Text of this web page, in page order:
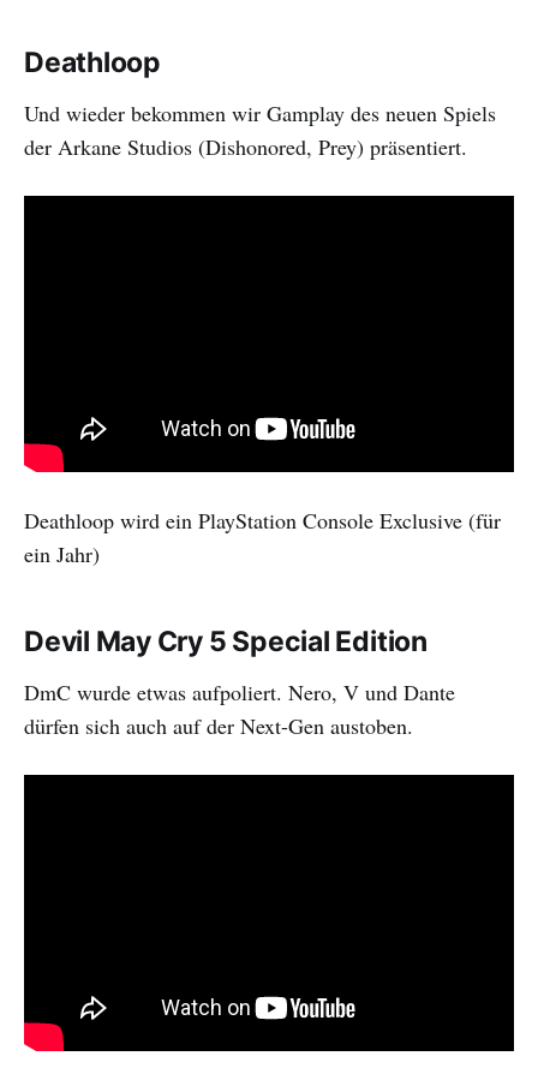
Deathloop
Und wieder bekommen wir Gamplay des neuen Spiels
der Arkane Studios (Dishonored, Prey) präsentiert.
Deathloop wird ein PlayStation Console Exclusive (für
ein Jahr)
Devil May Cry 5 Special Edition
DmC wurde etwas aufpoliert. Nero, V und Dante
dürfen sich auch auf der Next-Gen austoben.